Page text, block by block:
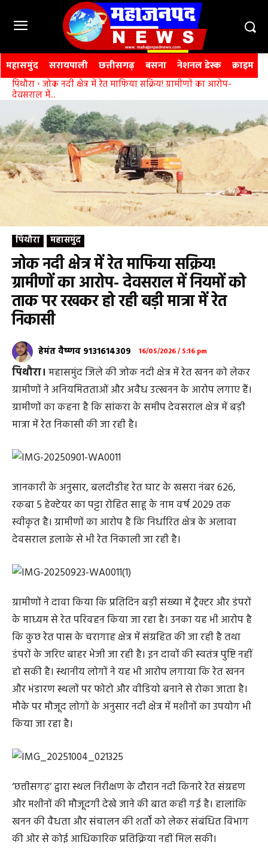
महासमुंद सरायपाली छत्तीसगढ़ बसना नेशनल डेस्क क्राइम
पिथौरा जोक नदी क्षेत्र में रेत माफिया सक्रिय! ग्रामीणों का आरोप-
देवसराल में...
पिथौरा महासमुंद
जोक नदी क्षेत्र में रेत माफिया सक्रिय!
ग्रामीणों का आरोप- देवसराल में नियमों को
ताक पर रखकर हो रही बड़ी मात्रा में रेत
निकासी
हेमंत वैष्णव 9131614309 16/05/2026 / 5:16 pm
पिथौरा। महासमुंद जिले की जोक नदी क्षेत्र में रेत खनन को लेकर
ग्रामीणों ने अनियमितताओं और अवैध उत्खनन के आरोप लगाए हैं।
ग्रामीणों का कहना है कि सांकरा के समीप देवसराल क्षेत्र में बड़ी
मात्रा में रेत निकासी की जा रही है।
जानकारी के अनुसार, बलदीडीह रेत घाट के खसरा नंबर 626,
रकबा 5 हेक्टेयर का पट्टा रोहित साहू के नाम वर्ष 2029 तक
स्वीकृत है। ग्रामीणों का आरोप है कि निर्धारित क्षेत्र के अलावा
देवसराल इलाके से भी रेत निकाली जा रही है।
ग्रामीणों ने दावा किया कि प्रतिदिन बड़ी संख्या में ट्रैक्टर और डंपरों
के माध्यम से रेत परिवहन किया जा रहा है। उनका यह भी आरोप है
कि कुछ रेत पास के चरागाह क्षेत्र में संग्रहित की जा रही है तथा
डंपरों के जरिए बाहर भेजी जा रही है। इन दावों की स्वतंत्र पुष्टि नहीं
हो सकी है। स्थानीय लोगों ने यह भी आरोप लगाया कि रेत खनन
और भंडारण स्थलों पर फोटो और वीडियो बनाने से रोका जाता है।
मौके पर मौजूद लोगों के अनुसार नदी क्षेत्र में मशीनों का उपयोग भी
किया जा रहा है।
‘छत्तीसगढ़’ द्वारा स्थल निरीक्षण के दौरान नदी किनारे रेत संग्रहण
और मशीनों की मौजूदगी देखे जाने की बात कही गई है। हालांकि
खनन की वैधता और संचालन की शर्तों को लेकर संबंधित विभाग
की ओर से कोई आधिकारिक प्रतिक्रिया नहीं मिल सकी।